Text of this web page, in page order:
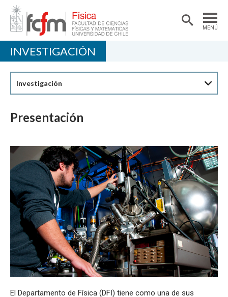
MENÚ
DEPARTAMENTO
ACADÉMICAS/OS
EXTENSIÓN
INVESTIGACIÓN
Investigación
Presentación
El Departamento de Física (DFI) tiene como una de sus